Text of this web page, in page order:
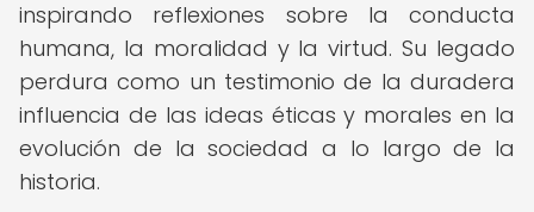
inspirando reflexiones sobre la conducta
humana, la moralidad y la virtud. Su legado
perdura como un testimonio de la duradera
influencia de las ideas éticas y morales en la
evolución de la sociedad a lo largo de la
historia.